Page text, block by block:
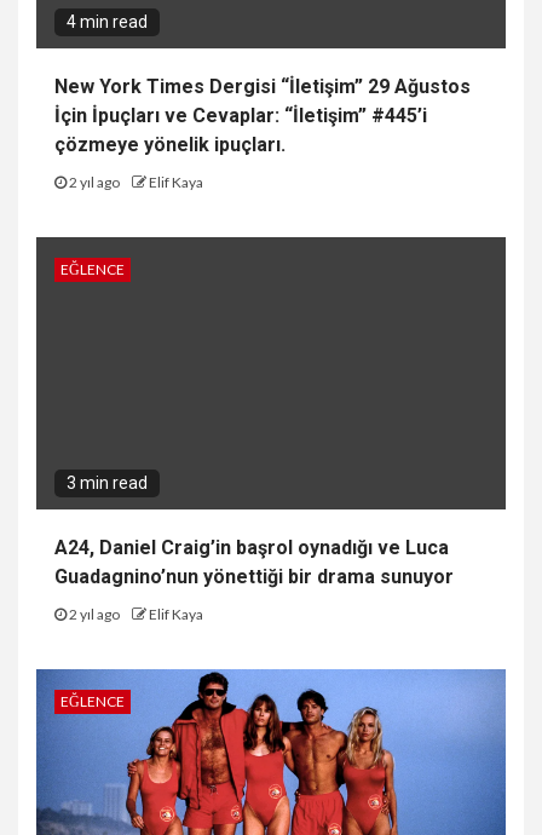
4 min read
New York Times Dergisi “İletişim” 29 Ağustos
İçin İpuçları ve Cevaplar: “İletişim” #445’i
çözmeye yönelik ipuçları.
2 yıl ago Elif Kaya
EĞLENCE
3 min read
A24, Daniel Craig’in başrol oynadığı ve Luca
Guadagnino’nun yönettiği bir drama sunuyor
2 yıl ago Elif Kaya
EĞLENCE